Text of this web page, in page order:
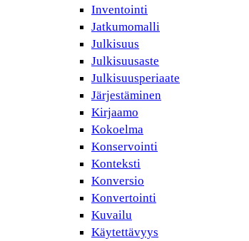
Inventointi
Jatkumomalli
Julkisuus
Julkisuusaste
Julkisuusperiaate
Järjestäminen
Kirjaamo
Kokoelma
Konservointi
Konteksti
Konversio
Konvertointi
Kuvailu
Käytettävyys